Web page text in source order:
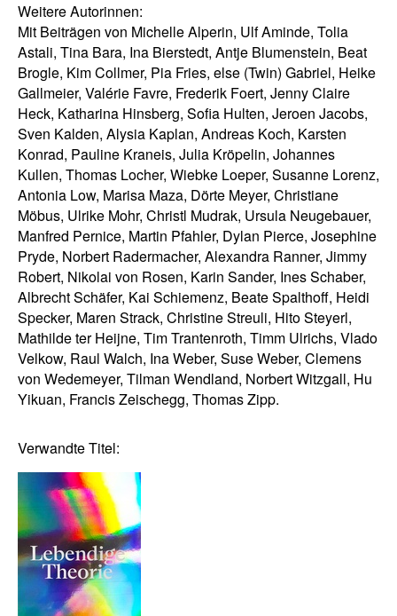
Weitere Autorinnen:
Mit Beiträgen von Michelle Alperin, Ulf Aminde, Tolia
Astali, Tina Bara, Ina Bierstedt, Antje Blumenstein, Beat
Brogle, Kim Collmer, Pia Fries, else (Twin) Gabriel, Heike
Gallmeier, Valérie Favre, Frederik Foert, Jenny Claire
Heck, Katharina Hinsberg, Sofia Hulten, Jeroen Jacobs,
Sven Kalden, Alysia Kaplan, Andreas Koch, Karsten
Konrad, Pauline Kraneis, Julia Kröpelin, Johannes
Kullen, Thomas Locher, Wiebke Loeper, Susanne Lorenz,
Antonia Low, Marisa Maza, Dörte Meyer, Christiane
Möbus, Ulrike Mohr, Christl Mudrak, Ursula Neugebauer,
Manfred Pernice, Martin Pfahler, Dylan Pierce, Josephine
Pryde, Norbert Radermacher, Alexandra Ranner, Jimmy
Robert, Nikolai von Rosen, Karin Sander, Ines Schaber,
Albrecht Schäfer, Kai Schiemenz, Beate Spalthoff, Heidi
Specker, Maren Strack, Christine Streuli, Hito Steyerl,
Mathilde ter Heijne, Tim Trantenroth, Timm Ulrichs, Vlado
Velkow, Raul Walch, Ina Weber, Suse Weber, Clemens
von Wedemeyer, Tilman Wendland, Norbert Witzgall, Hu
Yikuan, Francis Zeischegg, Thomas Zipp.
Verwandte Titel: